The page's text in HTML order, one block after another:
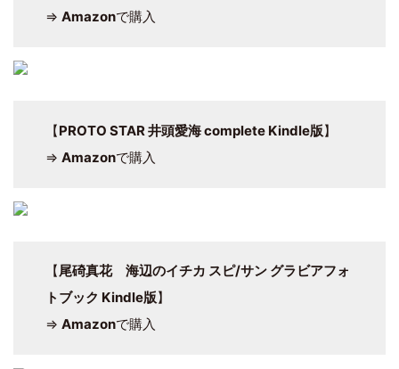
⇒ Amazonで購入
【PROTO STAR 井頭愛海 complete Kindle版】
⇒ Amazonで購入
【尾碕真花 海辺のイチカ スピ/サン グラビアフォ
トブック Kindle版】
⇒ Amazonで購入